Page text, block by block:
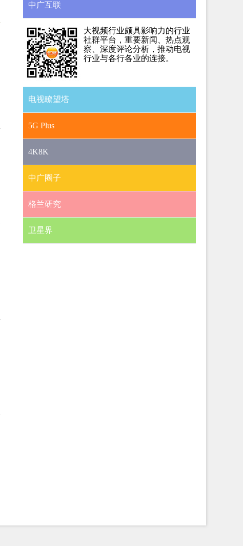
中广互联
大视频行业颇具影响力的行业
社群平台，重要新闻、热点观
察、深度评论分析，推动电视
行业与各行各业的连接。
电视瞭望塔
5G Plus
4K8K
中广圈子
格兰研究
卫星界